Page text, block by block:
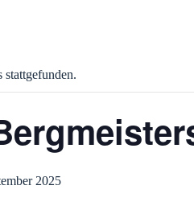
stattgefunden.
2025